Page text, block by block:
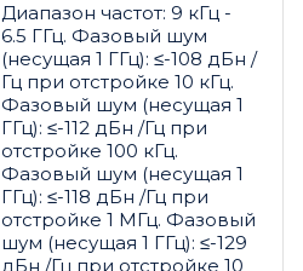
Диапазон частот: 9 кГц -
6.5 ГГц. Фазовый шум
(несущая 1 ГГц): ≤-108 дБн /
Гц при отстройке 10 кГц.
Фазовый шум (несущая 1
ГГц): ≤-112 дБн /Гц при
отстройке 100 кГц.
Фазовый шум (несущая 1
ГГц): ≤-118 дБн /Гц при
отстройке 1 МГц. Фазовый
шум (несущая 1 ГГц): ≤-129
дБн /Гц при отстройке 10